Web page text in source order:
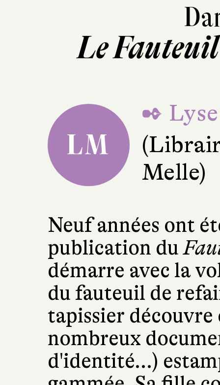
Le
LM
✒
Melle)
Neuf années ont
publication du
démarre avec la
du fauteuil de
tapissier découvre
nombreux
d'identité...)